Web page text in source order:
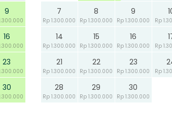
9
16
23
30
7
Rp 1.300.000
8
Rp 1.300.000
9
Rp 1.300.000 Rp
14
Rp 1.300.000
15
Rp 1.300.000
16
Rp 1.300.000 Rp
21
Rp 1.300.000
22
Rp 1.300.000
23
Rp 1.300.000 Rp
28
Rp 1.300.000
29
Rp 1.300.000
30
Rp 1.300.000